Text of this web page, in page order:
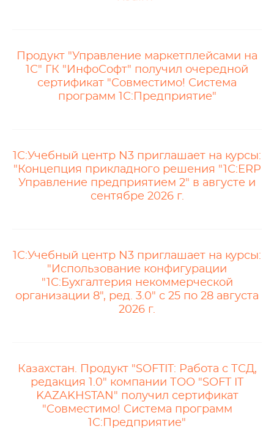
Продукт "Управление маркетплейсами на
1С" ГК "ИнфоСофт" получил очередной
сертификат "Совместимо! Система
программ 1С:Предприятие"
1С:Учебный центр N3 приглашает на курсы:
"Концепция прикладного решения "1С:ERP
Управление предприятием 2" в августе и
сентябре 2026 г.
1С:Учебный центр N3 приглашает на курсы:
"Использование конфигурации
"1С:Бухгалтерия некоммерческой
организации 8", ред. 3.0" с 25 по 28 августа
2026 г.
Казахстан. Продукт "SOFTIT: Работа с ТСД,
редакция 1.0" компании ТОО "SOFT IT
KAZAKHSTAN" получил сертификат
"Совместимо! Система программ
1С:Предприятие"